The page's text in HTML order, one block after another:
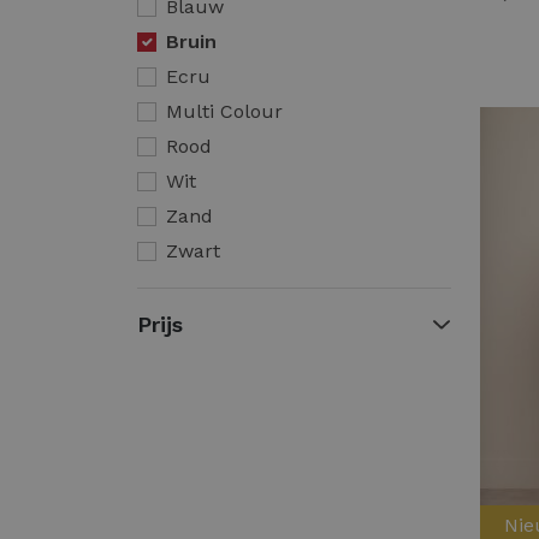
Blauw
Bruin
Ecru
Multi Colour
Rood
Wit
Zand
Zwart
Prijs